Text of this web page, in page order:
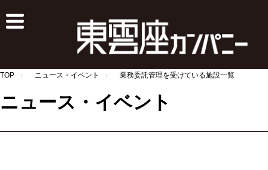
TOP ニュース・イベント 業務委託管理を受けている施設一覧
ニュース・イベント